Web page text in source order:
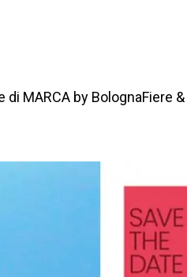
MARCA by BolognaFiere